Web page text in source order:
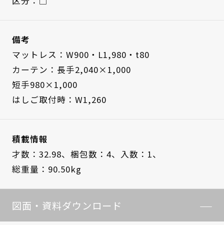
備考
マットレス：W900・L1,980・t80
カーテン：長手2,040×1,000
短手980×1,000
はしご取付時：W1,260
積載情報
才数：32.98、 梱包数：4、 入数：1、
総重量：90.50kg
図面・資料ダウンロード